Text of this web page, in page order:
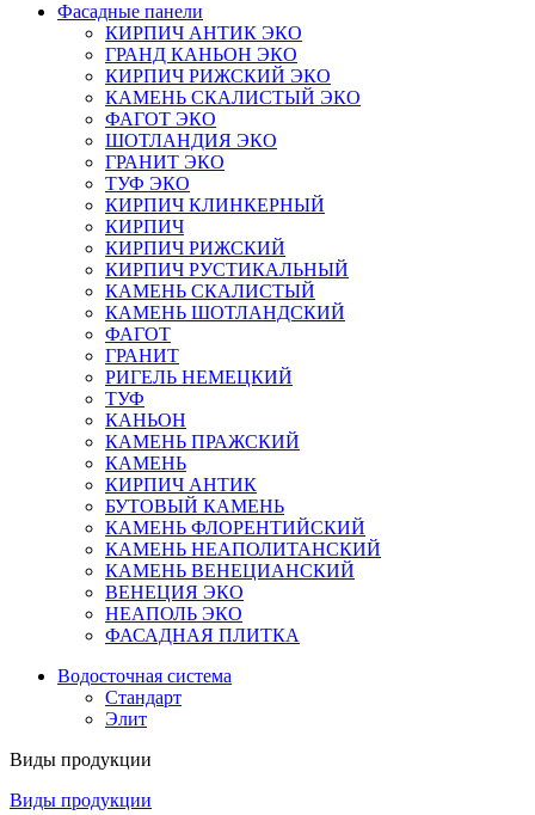
Фасадные панели
КИРПИЧ АНТИК ЭКО
ГРАНД КАНЬОН ЭКО
КИРПИЧ РИЖСКИЙ ЭКО
КАМЕНЬ СКАЛИСТЫЙ ЭКО
ФАГОТ ЭКО
ШОТЛАНДИЯ ЭКО
ГРАНИТ ЭКО
ТУФ ЭКО
КИРПИЧ КЛИНКЕРНЫЙ
КИРПИЧ
КИРПИЧ РИЖСКИЙ
КИРПИЧ РУСТИКАЛЬНЫЙ
КАМЕНЬ СКАЛИСТЫЙ
КАМЕНЬ ШОТЛАНДСКИЙ
ФАГОТ
ГРАНИТ
РИГЕЛЬ НЕМЕЦКИЙ
ТУФ
КАНЬОН
КАМЕНЬ ПРАЖСКИЙ
КАМЕНЬ
КИРПИЧ АНТИК
БУТОВЫЙ КАМЕНЬ
КАМЕНЬ ФЛОРЕНТИЙСКИЙ
КАМЕНЬ НЕАПОЛИТАНСКИЙ
КАМЕНЬ ВЕНЕЦИАНСКИЙ
ВЕНЕЦИЯ ЭКО
НЕАПОЛЬ ЭКО
ФАСАДНАЯ ПЛИТКА
Водосточная система
Стандарт
Элит
Виды продукции
Виды продукции